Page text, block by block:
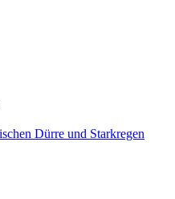
Dürre und Starkregen